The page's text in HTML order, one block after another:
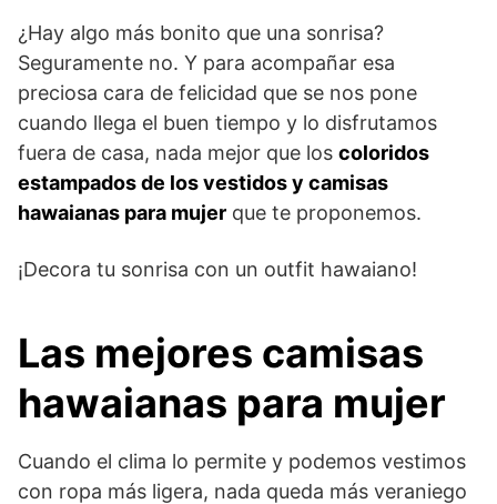
¿Hay algo más bonito que una sonrisa?
Seguramente no. Y para acompañar esa
preciosa cara de felicidad que se nos pone
cuando llega el buen tiempo y lo disfrutamos
fuera de casa, nada mejor que los coloridos
estampados de los vestidos y camisas
hawaianas para mujer que te proponemos.
¡Decora tu sonrisa con un outfit hawaiano!
Las mejores camisas
hawaianas para mujer
Cuando el clima lo permite y podemos vestimos
con ropa más ligera, nada queda más veraniego